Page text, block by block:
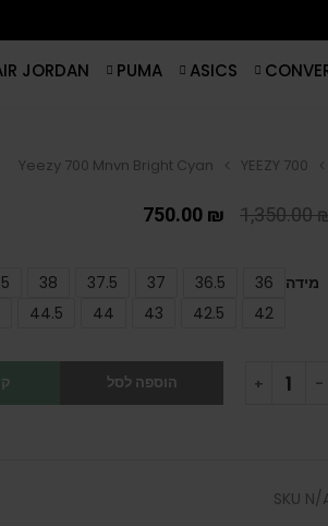
ASICS
PUMA
JORDAN
YEEZY 700
Yeezy 700 Mnvn Bright Cyan
1,350.00
750.00 ₪
מידה 36
36.5
37
37.5
38
42
42.5
43
44
44.5
הוספה לסל
SKU N/